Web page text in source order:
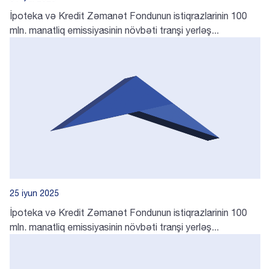
İpoteka və Kredit Zəmanət Fondunun istiqrazlarinin 100
mln. manatliq emissiyasinin növbəti tranşi yerləş...
25 iyun 2025
İpoteka və Kredit Zəmanət Fondunun istiqrazlarinin 100
mln. manatliq emissiyasinin növbəti tranşi yerləş...